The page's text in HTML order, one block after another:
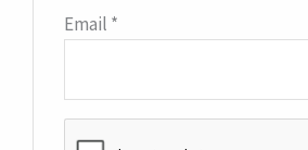
Email *